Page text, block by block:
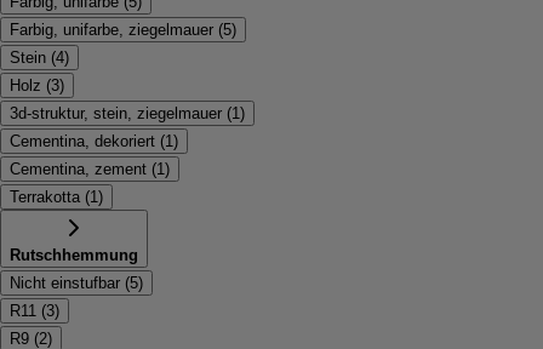
Farbig, unifarbe, ziegelmauer (5)
Stein (4)
Holz (3)
3d-struktur, stein, ziegelmauer (1 )
Cementina, dekoriert (1 )
Cementina, zement (1 )
Terrakotta (1 )
Rutschhemmung
Nicht einstufbar (5)
R11 (3)
R9 (2)